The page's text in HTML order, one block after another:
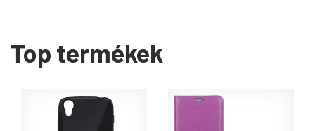
Top termékek